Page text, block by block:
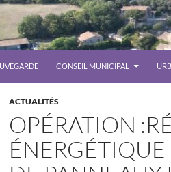
CONSEIL MUNICIPAL
ACTUALITÉS
OPÉRATION
ÉNERGÉTIQUE